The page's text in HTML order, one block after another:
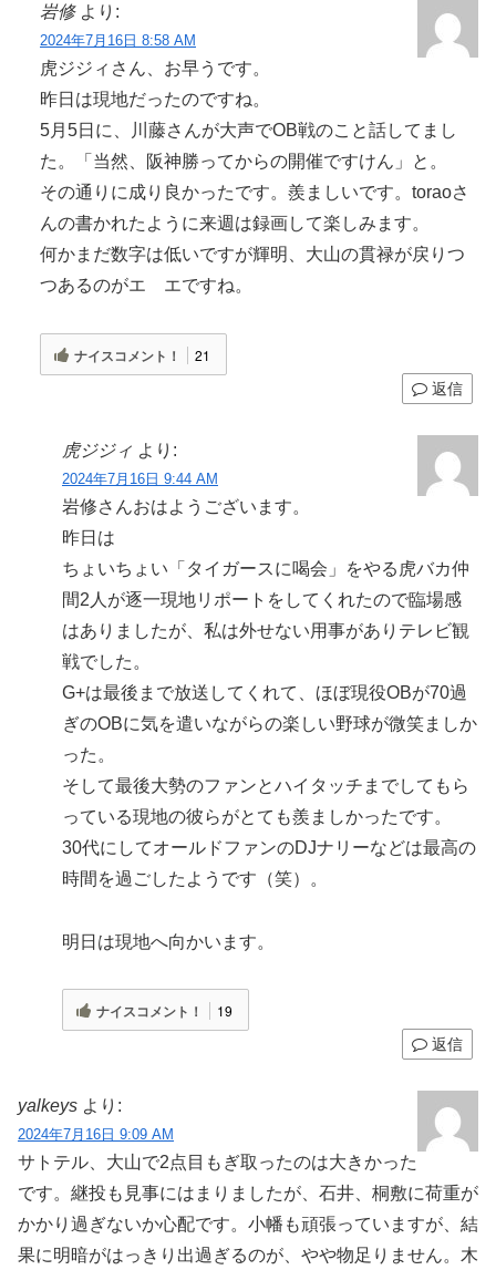
岩修 より:
2024年7月16日 8:58 AM
虎ジジィさん、お早うです。
昨日は現地だったのですね。
5月5日に、川藤さんが大声でOB戦のこと話してまし
た。「当然、阪神勝ってからの開催ですけん」と。
その通りに成り良かったです。羨ましいです。toraoさ
んの書かれたように来週は録画して楽しみます。
何かまだ数字は低いですが輝明、大山の貫禄が戻りつ
つあるのがエ エですね。
ナイスコメント！ 21
返信
虎ジジィ より:
2024年7月16日 9:44 AM
岩修さんおはようございます。
昨日は
ちょいちょい「タイガースに喝会」をやる虎バカ仲
間2人が逐一現地リポートをしてくれたので臨場感
はありましたが、私は外せない用事がありテレビ観
戦でした。
G+は最後まで放送してくれて、ほぼ現役OBが70過
ぎのOBに気を遣いながらの楽しい野球が微笑ましか
った。
そして最後大勢のファンとハイタッチまでしてもら
っている現地の彼らがとても羨ましかったです。
30代にしてオールドファンのDJナリーなどは最高の
時間を過ごしたようです（笑）。
明日は現地へ向かいます。
ナイスコメント！ 19
返信
yalkeys より:
2024年7月16日 9:09 AM
サトテル、大山で2点目もぎ取ったのは大きかった
です。継投も見事にはまりましたが、石井、桐敷に荷重が
かかり過ぎないか心配です。小幡も頑張っていますが、結
果に明暗がはっきり出過ぎるのが、やや物足りません。木